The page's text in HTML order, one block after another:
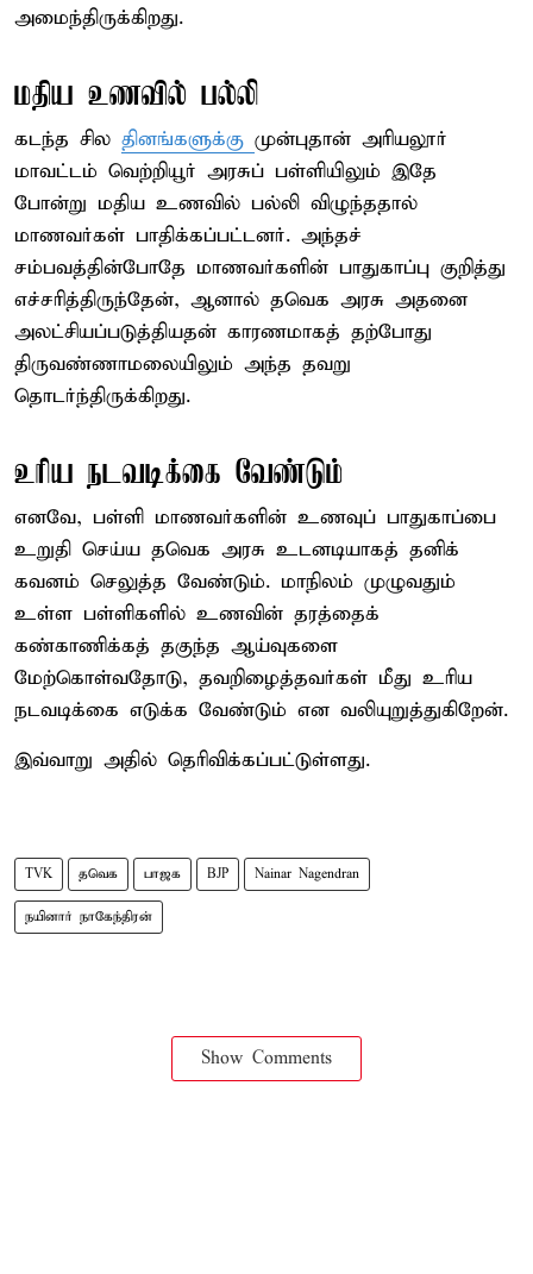
அமைந்திருக்கிறது.
மதிய உணவில் பல்லி
கடந்த சில தினங்களுக்கு முன்புதான் அரியலூர்
மாவட்டம் வெற்றியூர் அரசுப் பள்ளியிலும் இதே
போன்று மதிய உணவில் பல்லி விழுந்ததால்
மாணவர்கள் பாதிக்கப்பட்டனர். அந்தச்
சம்பவத்தின்போதே மாணவர்களின் பாதுகாப்பு குறித்து
எச்சரித்திருந்தேன், ஆனால் தவெக அரசு அதனை
அலட்சியப்படுத்தியதன் காரணமாகத் தற்போது
திருவண்ணாமலையிலும் அந்த தவறு
தொடர்ந்திருக்கிறது.
உரிய நடவடிக்கை வேண்டும்
எனவே, பள்ளி மாணவர்களின் உணவுப் பாதுகாப்பை
உறுதி செய்ய தவெக அரசு உடனடியாகத் தனிக்
கவனம் செலுத்த வேண்டும். மாநிலம் முழுவதும்
உள்ள பள்ளிகளில் உணவின் தரத்தைக்
கண்காணிக்கத் தகுந்த ஆய்வுகளை
மேற்கொள்வதோடு, தவறிழைத்தவர்கள் மீது உரிய
நடவடிக்கை எடுக்க வேண்டும் என வலியுறுத்துகிறேன்.
இவ்வாறு அதில் தெரிவிக்கப்பட்டுள்ளது.
TVK தவெக பாஜக BJP Nainar Nagendran
நயினார் நாகேந்திரன்
Show Comments